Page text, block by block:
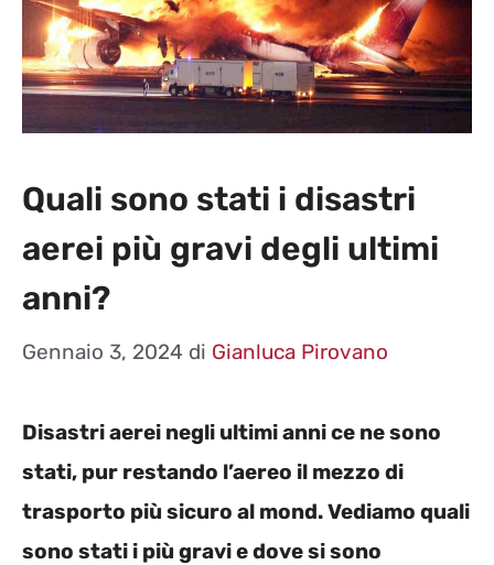
Quali sono stati i disastri
aerei più gravi degli ultimi
anni?
Gennaio 3, 2024 di Gianluca Pirovano
Disastri aerei negli ultimi anni ce ne sono
stati, pur restando l’aereo il mezzo di
trasporto più sicuro al mond. Vediamo quali
sono stati i più gravi e dove si sono